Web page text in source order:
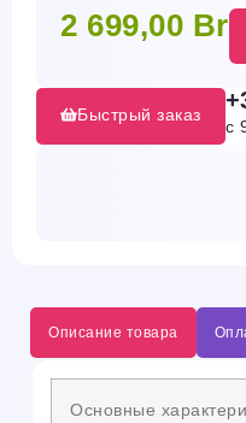
2 699,00 Br
Быстрый заказ
с
Описание товара
Основные